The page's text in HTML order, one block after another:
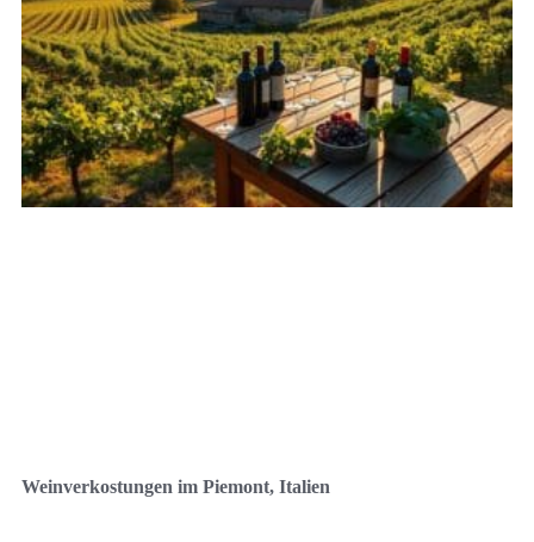
Weinverkostungen im Piemont, Italien